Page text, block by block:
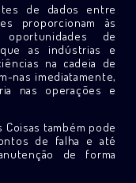
de dados entre
proporcionam às
de
as indústrias e
na cadeia de
nas imediatamente,
nas operações e
Coisas também pode
de falha e até
de forma